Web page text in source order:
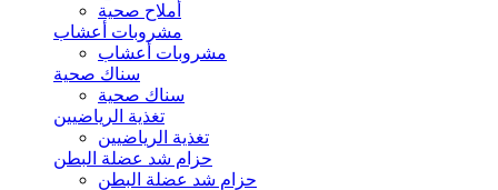
أملاح صحية
مشروبات أعشاب
مشروبات أعشاب
سناك صحية
سناك صحية
تغذية الرياضيين
تغذية الرياضيين
حزام شد عضلة البطن
حزام شد عضلة البطن